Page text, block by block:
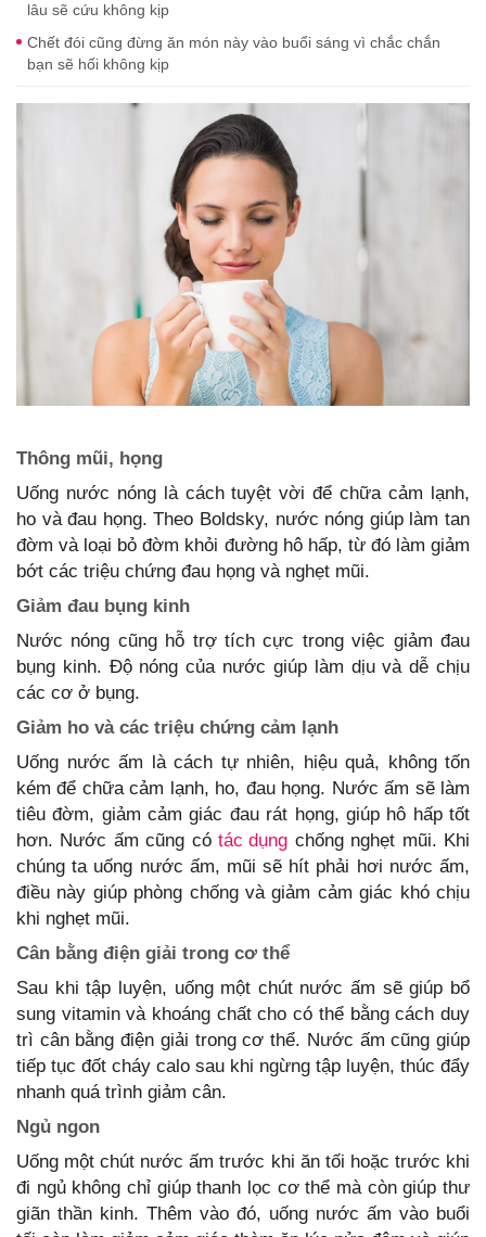
lâu sẽ cứu không kịp
Chết đói cũng đừng ăn món này vào buổi sáng vì chắc chắn
bạn sẽ hối không kịp
Thông mũi, họng
Uống nước nóng là cách tuyệt vời để chữa cảm lạnh,
ho và đau họng. Theo Boldsky, nước nóng giúp làm tan
đờm và loại bỏ đờm khỏi đường hô hấp, từ đó làm giảm
bớt các triệu chứng đau họng và nghẹt mũi.
Giảm đau bụng kinh
Nước nóng cũng hỗ trợ tích cực trong việc giảm đau
bụng kinh. Độ nóng của nước giúp làm dịu và dễ chịu
các cơ ở bụng.
Giảm ho và các triệu chứng cảm lạnh
Uống nước ấm là cách tự nhiên, hiệu quả, không tốn
kém để chữa cảm lạnh, ho, đau họng. Nước ấm sẽ làm
tiêu đờm, giảm cảm giác đau rát họng, giúp hô hấp tốt
hơn. Nước ấm cũng cótác dụng chống nghẹt mũi. Khi
chúng ta uống nước ấm, mũi sẽ hít phải hơi nước ấm,
điều này giúp phòng chống và giảm cảm giác khó chịu
khi nghẹt mũi.
Cân bằng điện giải trong cơ thể
Sau khi tập luyện, uống một chút nước ấm sẽ giúp bổ
sung vitamin và khoáng chất cho có thể bằng cách duy
trì cân bằng điện giải trong cơ thể. Nước ấm cũng giúp
tiếp tục đốt cháy calo sau khi ngừng tập luyện, thúc đẩy
nhanh quá trình giảm cân.
Ngủ ngon
Uống một chút nước ấm trước khi ăn tối hoặc trước khi
đi ngủ không chỉ giúp thanh lọc cơ thể mà còn giúp thư
giãn thần kinh. Thêm vào đó, uống nước ấm vào buổi